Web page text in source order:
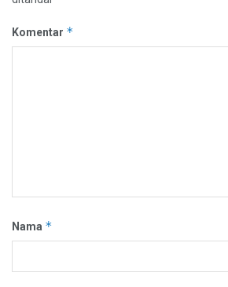
Komentar *
Nama *